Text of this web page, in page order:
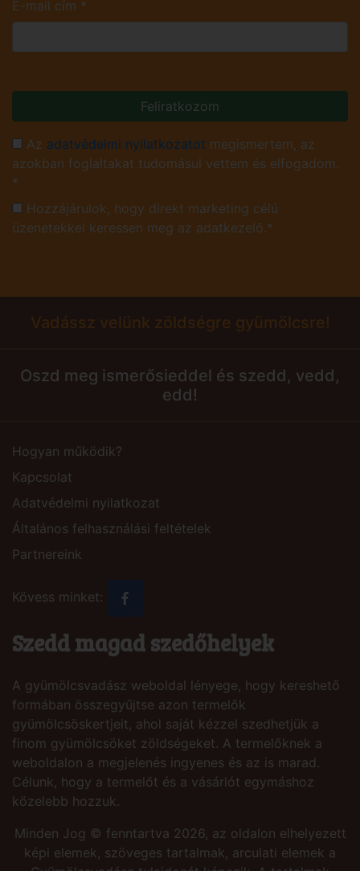
E-mail cím *
Feliratkozom
Az adatvédelmi nyilatkozatot megismertem, az
azokban foglaltakat tudomásul vettem és elfogadom.
*
Hozzájárulok, hogy direkt marketing célú
üzenetekkel keressen meg az adatkezelő.*
Vadássz velünk zöldségre gyümölcsre!
Oszd meg ismerősieddel és szedd, vedd,
edd!
Hogyan működik?
Kapcsolat
Adatvédelmi nyilatkozat
Általános felhasználási feltételek
Partnereink
Kövess minket:
Szedd magad szedőhelyek
A gyümölcsvadász weboldal lényege, hogy kereshető
formában összegyűjtse azon termelők
gyümölcsöskertjeit, ahol saját kézzel szedhetjük a
finom gyümölcsöket zöldségeket. A termelőknek a
weboldalon a megjelenés ingyenes és az is marad.
Célunk, hogy a termelőt és a vásárlót egymáshoz
közelebb hozzuk.
Minden Jog © fenntartva 2026, az oldalon elhelyezett
képi elemek, szöveges tartalmak, arculati elemek a